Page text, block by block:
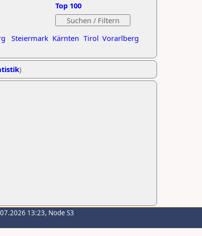
Steiermark Kärnten Tirol Vorarlberg
Top 100
)
13:23, Node S3